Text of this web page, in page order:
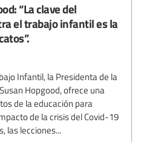
“La clave del
el trabajo infantil es la
Infantil, la Presidenta de la
Hopgood, ofrece una
de la educación para
de la crisis del Covid-19
las lecciones...